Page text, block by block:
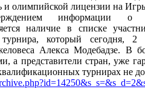
и олимпийской лицензии на
информации о
наличие в списке
турнира, который сегодня,
Алекса Модебадзе. В
а представители стран, уже
турнирах не